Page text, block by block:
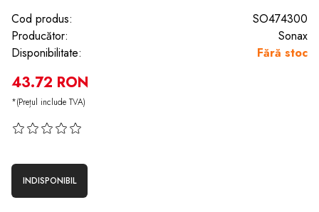
Cod produs:
SO474300
Producător:
Sonax
Disponibilitate:
Fără stoc
43.72 RON
*(Prețul include TVA)
INDISPONIBIL